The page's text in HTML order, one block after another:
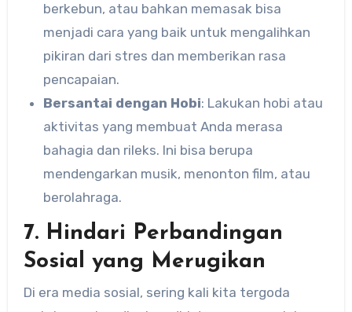
berkebun, atau bahkan memasak bisa
menjadi cara yang baik untuk mengalihkan
pikiran dari stres dan memberikan rasa
pencapaian.
Bersantai dengan Hobi: Lakukan hobi atau
aktivitas yang membuat Anda merasa
bahagia dan rileks. Ini bisa berupa
mendengarkan musik, menonton film, atau
berolahraga.
7. Hindari Perbandingan
Sosial yang Merugikan
Di era media sosial, sering kali kita tergoda